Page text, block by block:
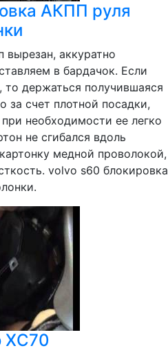
АКПП руля
вырезан, аккуратно
в бардачок. Если
то держаться получившаяся
за счет плотной посадки,
необходимости ее легко
не сгибался вдоль
медной проволокой,
volvo s60 блокировка
XC70